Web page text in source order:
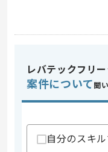
スキル
レバテックフリ
案件について 聞
自分のスキ